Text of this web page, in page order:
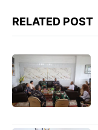
RELATED POST